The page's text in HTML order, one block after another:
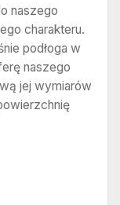
naszego
charakteru.
podłoga w
naszego
jej wymiarów